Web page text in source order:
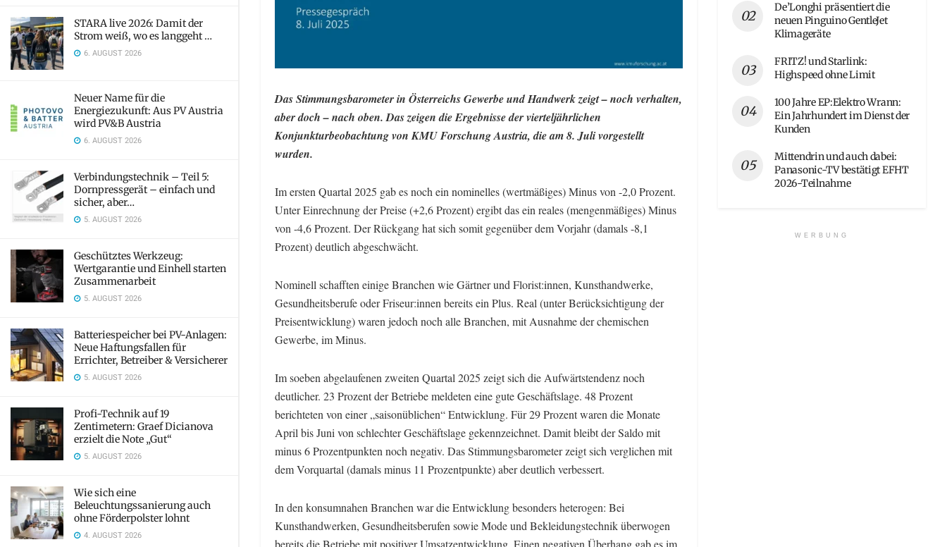
STARA live 2026: Damit der
Strom weiß, wo es langgeht …
6. AUGUST 2026
Neuer Name für die
Energiezukunft: Aus PV Austria
wird PV&B Austria
6. AUGUST 2026
Verbindungstechnik – Teil 5:
Dornpressgerät – einfach und
sicher, aber…
5. AUGUST 2026
Geschütztes Werkzeug:
Wertgarantie und Einhell starten
Zusammenarbeit
5. AUGUST 2026
Batteriespeicher bei PV-Anlagen:
Neue Haftungsfallen für
Errichter, Betreiber & Versicherer
5. AUGUST 2026
Profi-Technik auf 19
Zentimetern: Graef Dicianova
erzielt die Note „Gut“
5. AUGUST 2026
Wie sich eine
Beleuchtungssanierung auch
ohne Förderpolster lohnt
4. AUGUST 2026
Das Stimmungsbarometer in Österreichs Gewerbe und Handwerk zeigt – noch verhalten,
aber doch – nach oben. Das zeigen die Ergebnisse der vierteljährlichen
Konjunkturbeobachtung von KMU Forschung Austria, die am 8. Juli vorgestellt
wurden.
Im ersten Quartal 2025 gab es noch ein nominelles (wertmäßiges) Minus von -2,0 Prozent.
Unter Einrechnung der Preise (+2,6 Prozent) ergibt das ein reales (mengenmäßiges) Minus
von -4,6 Prozent. Der Rückgang hat sich somit gegenüber dem Vorjahr (damals -8,1
Prozent) deutlich abgeschwächt.
Nominell schafften einige Branchen wie Gärtner und Florist:innen, Kunsthandwerke,
Gesundheitsberufe oder Friseur:innen bereits ein Plus. Real (unter Berücksichtigung der
Preisentwicklung) waren jedoch noch alle Branchen, mit Ausnahme der chemischen
Gewerbe, im Minus.
Im soeben abgelaufenen zweiten Quartal 2025 zeigt sich die Aufwärtstendenz noch
deutlicher. 23 Prozent der Betriebe meldeten eine gute Geschäftslage. 48 Prozent
berichteten von einer „saisonüblichen“ Entwicklung. Für 29 Prozent waren die Monate
April bis Juni von schlechter Geschäftslage gekennzeichnet. Damit bleibt der Saldo mit
minus 6 Prozentpunkten noch negativ. Das Stimmungsbarometer zeigt sich verglichen mit
dem Vorquartal (damals minus 11 Prozentpunkte) aber deutlich verbessert.
In den konsumnahen Branchen war die Entwicklung besonders heterogen: Bei
Kunsthandwerken, Gesundheitsberufen sowie Mode und Bekleidungstechnik überwogen
De’Longhi präsentiert die
neuen Pinguino GentleJet
Klimageräte
FRITZ! und Starlink:
Highspeed ohne Limit
100 Jahre EP:Elektro Wrann:
Ein Jahrhundert im Dienst der
Kunden
Mittendrin und auch dabei:
Panasonic-TV bestätigt EFHT
2026-Teilnahme
WERBUNG